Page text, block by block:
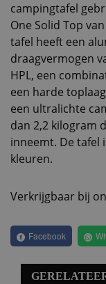
campingtafel
One Solid Top
tafel heeft een
draagvermogen
HPL, een
een harde
een ultralichte
dan 2,2 kilogram
inneemt. De tafel
kleuren.
Verkrijgbaar bij
Facebook